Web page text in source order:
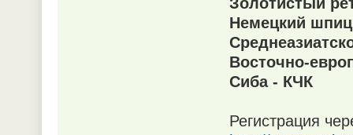
Немецкий
Восточно-
Сиба - КЧК
Регистрация